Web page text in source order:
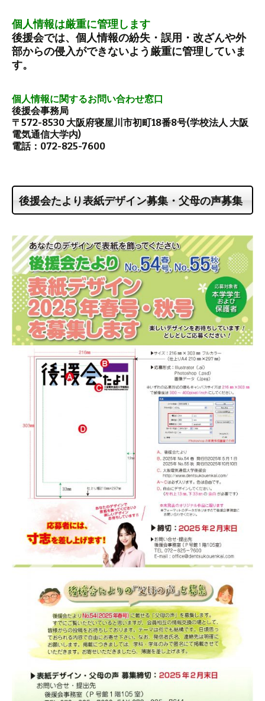
個人情報は厳重に管理します
後援会では、個人情報の紛失・誤用・改ざんや外
部からの侵入ができないよう厳重に管理していま
す。
個人情報に関するお問い合わせ窓口
後援会事務局
〒572-8530 大阪府寝屋川市初町18番8号(学校法人 大阪
電気通信大学内)
電話：072-825-7600
後援会たより表紙デザイン募集・父母の声募集